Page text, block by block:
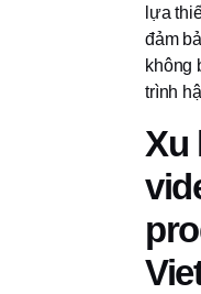
lựa
đảm
không
trình
Xu